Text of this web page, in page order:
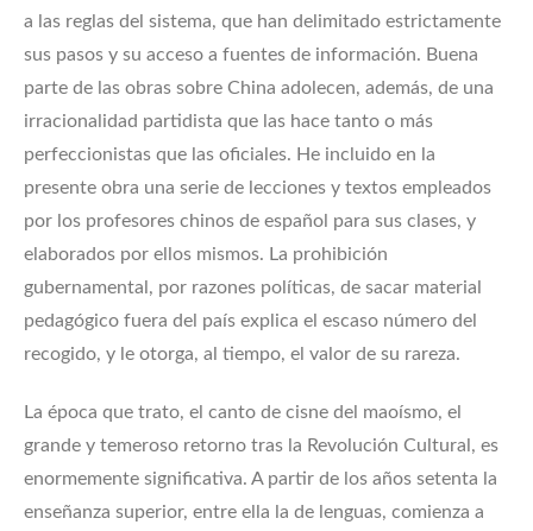
a las reglas del sistema, que han delimitado estrictamente
sus pasos y su acceso a fuentes de información. Buena
parte de las obras sobre China adolecen, además, de una
irracionalidad partidista que las hace tanto o más
perfeccionistas que las oficiales. He incluido en la
presente obra una serie de lecciones y textos empleados
por los profesores chinos de español para sus clases, y
elaborados por ellos mismos. La prohibición
gubernamental, por razones políticas, de sacar material
pedagógico fuera del país explica el escaso número del
recogido, y le otorga, al tiempo, el valor de su rareza.
La época que trato, el canto de cisne del maoísmo, el
grande y temeroso retorno tras la Revolución Cultural, es
enormemente significativa. A partir de los años setenta la
enseñanza superior, entre ella la de lenguas, comienza a